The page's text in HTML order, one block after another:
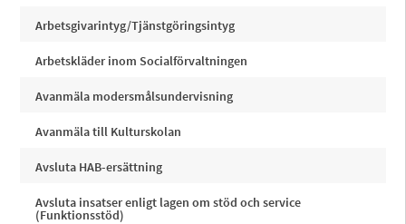
Arbetsgivarintyg/Tjänstgöringsintyg
Arbetskläder inom Socialförvaltningen
Avanmäla modersmålsundervisning
Avanmäla till Kulturskolan
Avsluta HAB-ersättning
Avsluta insatser enligt lagen om stöd och service
(Funktionsstöd)